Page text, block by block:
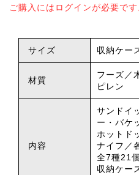
ご購入にはログインが必要です
サイズ 収納ケー
材質
フーズ／
ピレン
内容
サンドイ
ー・バケ
ホットド
ナイフ／
全7種21
収納ケー